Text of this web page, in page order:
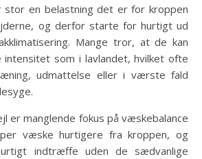
stor en belastning det er for kroppen
og derfor starte for hurtigt ud
Mange tror, at de kan
som i lavlandet, hvilket ofte
udmattelse eller i værste fald
er manglende fokus på væskebalance
væske hurtigere fra kroppen, og
indtræffe uden de sædvanlige